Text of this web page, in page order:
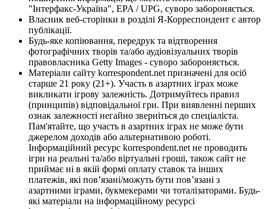
"Інтерфакс-Україна", EPA / UPG, суворо забороняється.
Власник веб-сторінки в розділі Я-Корреспондент є автор
публікації.
Будь-яке копіювання, передрук та відтворення
фотографічних творів та/або аудіовізуальних творів
правовласника Getty Images - суворо забороняється.
Матеріали сайту korrespondent.net призначені для осіб
старше 21 року (21+). Участь в азартних іграх може
викликати ігрову залежність. Дотримуйтесь правил
(принципів) відповідальної гри. При виявленні перших
ознак залежності негайно зверніться до спеціаліста.
Пам'ятайте, що участь в азартних іграх не може бути
джерелом доходів або альтернативою роботі.
Інформаційний ресурс korrespondent.net не проводить
ігри на реальні та/або віртуальні гроші, також сайт не
приймає ні в якій формі оплату ставок та інших
платежів, які пов’язані/можуть бути пов’язані з
азартними іграми, букмекерами чи тоталізаторами. Будь-
які матеріали на інформаційному ресурсі